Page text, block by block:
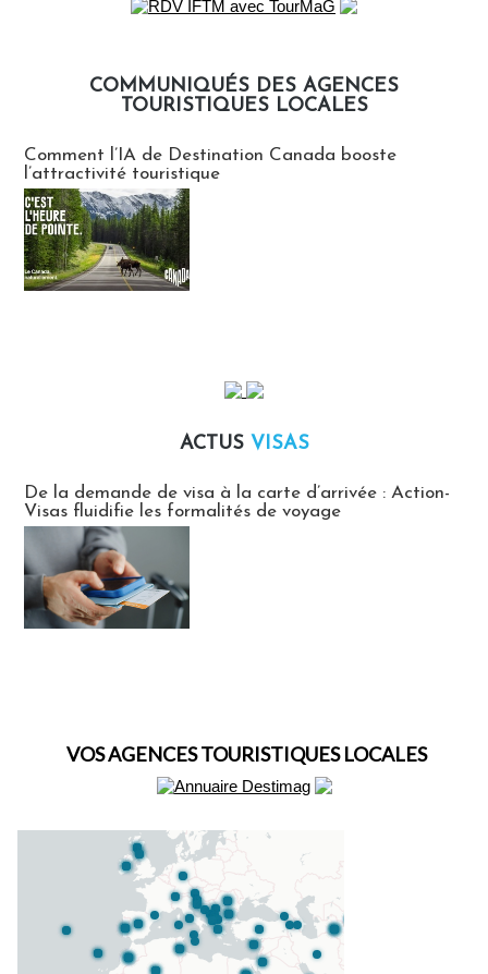
COMMUNIQUÉS DES AGENCES
TOURISTIQUES LOCALES
Comment l’IA de Destination Canada booste
l’attractivité touristique
ACTUS VISAS
De la demande de visa à la carte d’arrivée : Action-
Visas fluidifie les formalités de voyage
VOS AGENCES TOURISTIQUES LOCALES